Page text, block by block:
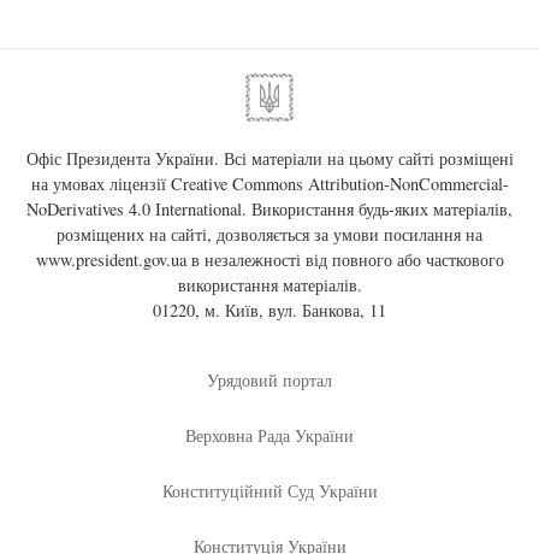
Офіс Президента України. Всі матеріали на цьому сайті розміщені
на умовах ліцензії Creative Commons Attribution-NonCommercial-
NoDerivatives 4.0 International. Використання будь-яких матеріалів,
розміщених на сайті, дозволяється за умови посилання на
www.president.gov.uaв незалежності від повного або часткового
використання матеріалів.
01220, м. Київ, вул. Банкова, 11
Урядовий портал
Верховна Рада України
Конституційний Суд України
Конституція України